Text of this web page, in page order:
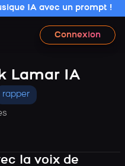
IA avec un prompt !
Connexion
Lamar IA
rapper
la voix de